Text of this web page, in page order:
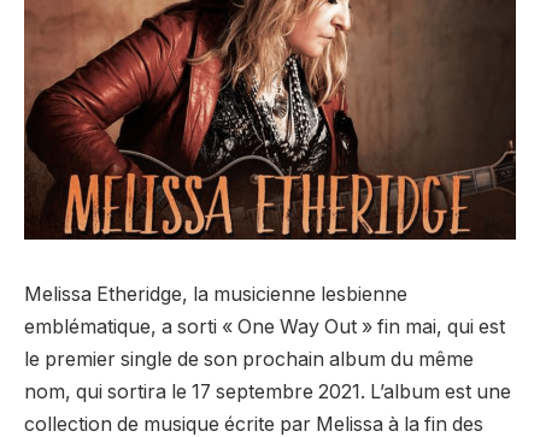
Melissa Etheridge, la musicienne lesbienne
emblématique, a sorti « One Way Out » fin mai, qui est
le premier single de son prochain album du même
nom, qui sortira le 17 septembre 2021. L’album est une
collection de musique écrite par Melissa à la fin des